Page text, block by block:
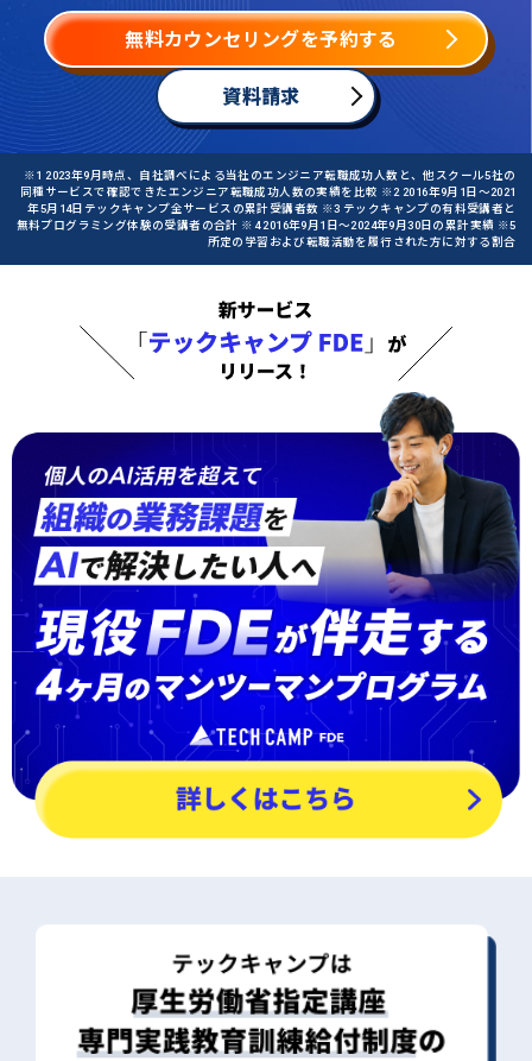
無料カウンセリングを予約する
資料請求
※1 2023年9月時点、自社調べによる当社のエンジニア転職成功人数と、他スクール5社の
同種サービスで確認できたエンジニア転職成功人数の実績を比較 ※2 2016年9月1日〜2021
年5月14日テックキャンプ全サービスの累計受講者数 ※3 テックキャンプの有料受講者と
無料プログラミング体験の受講者の合計 ※4 2016年9月1日〜2024年9月30日の累計実績 ※5
所定の学習および転職活動を履行された方に対する割合